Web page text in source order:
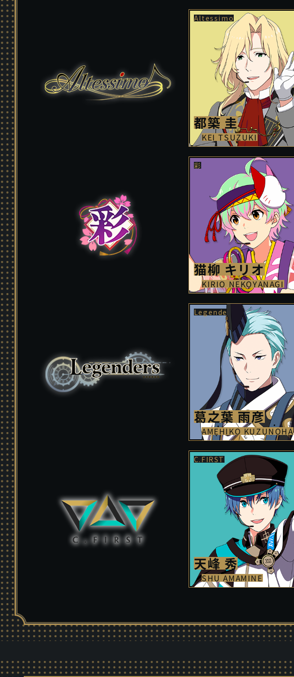
都築 圭
KEI TSUZUKI
猫柳 キリオ
KIRIO NEKOYANAGI
葛之葉 雨彦
AMEHIKO KUZUNOHA
天峰 秀
SHU AMAMINE